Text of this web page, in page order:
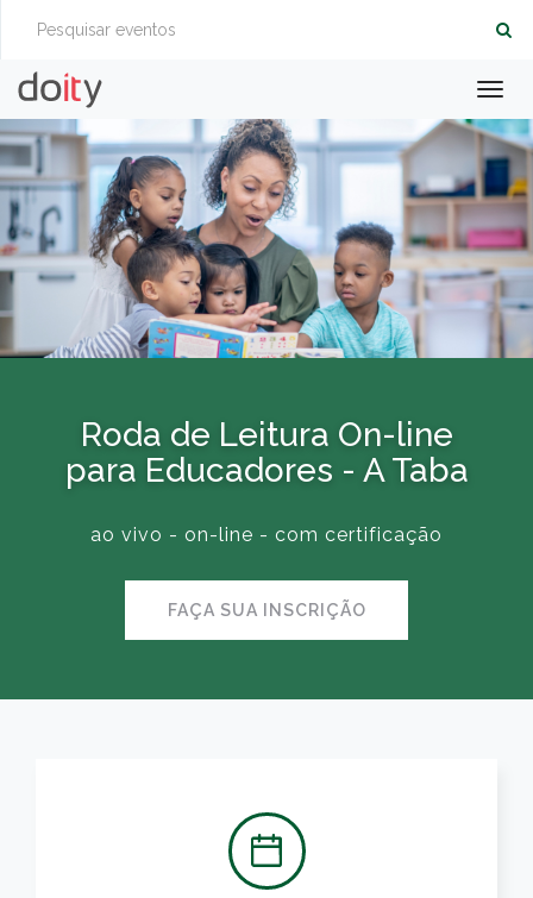
Roda de Leitura On-line
para Educadores - A Taba
ao vivo - on-line - com certificação
FAÇA SUA INSCRIÇÃO